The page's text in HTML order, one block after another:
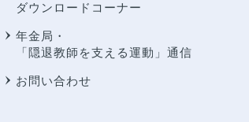
ダウンロードコーナー
年金局・
「隠退教師を支える運動」通信
お問い合わせ